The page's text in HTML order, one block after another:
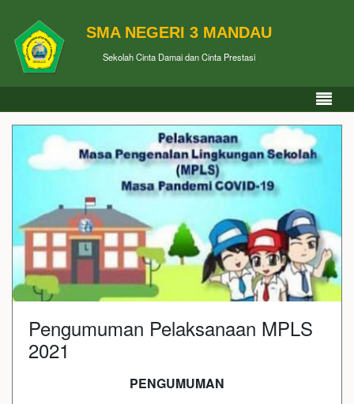
SMA NEGERI 3 MANDAU
Sekolah Cinta Damai dan Cinta Prestasi
Pengumuman Pelaksanaan MPLS
2021
PENGUMUMAN